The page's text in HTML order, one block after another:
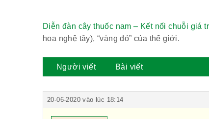
Diễn đàn cây thuốc nam – Kết nối chuỗi giá
hoa nghệ tây), “vàng đỏ” của thế giới.
Người viết Bài viết
20-06-2020 vào lúc 18:14